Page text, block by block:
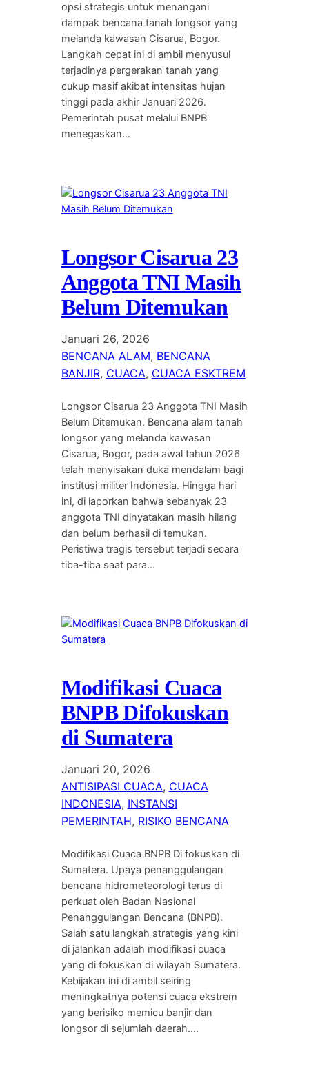
opsi strategis untuk menangani
dampak bencana tanah longsor yang
melanda kawasan Cisarua, Bogor.
Langkah cepat ini di ambil menyusul
terjadinya pergerakan tanah yang
cukup masif akibat intensitas hujan
tinggi pada akhir Januari 2026.
Pemerintah pusat melalui BNPB
menegaskan…
Longsor Cisarua 23
Anggota TNI Masih
Belum Ditemukan
Januari 26, 2026
BENCANA ALAM, BENCANA
BANJIR, CUACA, CUACA ESKTREM
Longsor Cisarua 23 Anggota TNI Masih
Belum Ditemukan. Bencana alam tanah
longsor yang melanda kawasan
Cisarua, Bogor, pada awal tahun 2026
telah menyisakan duka mendalam bagi
institusi militer Indonesia. Hingga hari
ini, di laporkan bahwa sebanyak 23
anggota TNI dinyatakan masih hilang
dan belum berhasil di temukan.
Peristiwa tragis tersebut terjadi secara
tiba-tiba saat para…
Modifikasi Cuaca
BNPB Difokuskan
di Sumatera
Januari 20, 2026
ANTISIPASI CUACA, CUACA
INDONESIA, INSTANSI
PEMERINTAH, RISIKO BENCANA
Modifikasi Cuaca BNPB Di fokuskan di
Sumatera. Upaya penanggulangan
bencana hidrometeorologi terus di
perkuat oleh Badan Nasional
Penanggulangan Bencana (BNPB).
Salah satu langkah strategis yang kini
di jalankan adalah modifikasi cuaca
yang di fokuskan di wilayah Sumatera.
Kebijakan ini di ambil seiring
meningkatnya potensi cuaca ekstrem
yang berisiko memicu banjir dan
longsor di sejumlah daerah.…